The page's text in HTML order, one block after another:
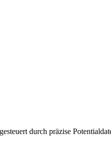
durch präzise